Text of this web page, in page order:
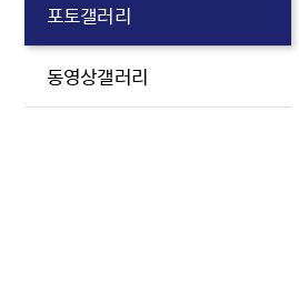
포토갤러리
동영상갤러리